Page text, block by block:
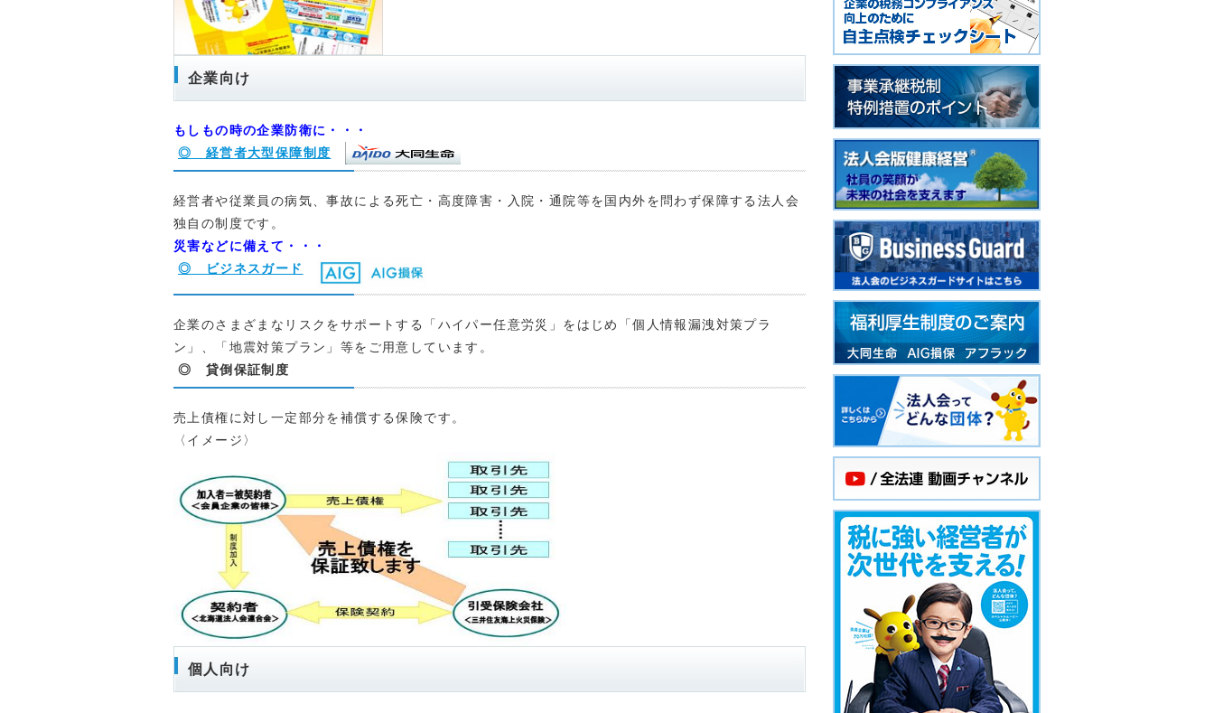
企業向け
もしもの時の企業防衛に・・・
◎ 経営者大型保障制度
経営者や従業員の病気、事故による死亡・高度障害・入院・通院等を国内外を問わず保障する法人会
独自の制度です。
災害などに備えて・・・
◎ ビジネスガード
企業のさまざまなリスクをサポートする「ハイパー任意労災」をはじめ「個人情報漏洩対策プラ
ン」、「地震対策プラン」等をご用意しています。
◎ 貸倒保証制度
売上債権に対し一定部分を補償する保険です。
〈イメージ〉
個人向け